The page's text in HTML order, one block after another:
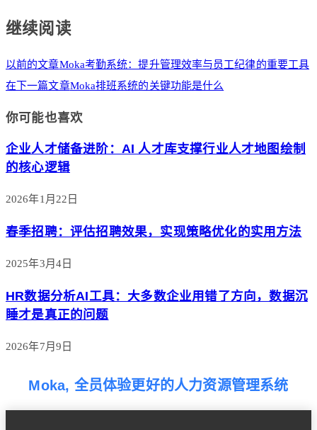
继续阅读
以前的文章Moka考勤系统：提升管理效率与员工纪律的重要工具
在下一篇文章Moka排班系统的关键功能是什么
你可能也喜欢
企业人才储备进阶：AI 人才库支撑行业人才地图绘制
的核心逻辑
2026年1月22日
春季招聘：评估招聘效果，实现策略优化的实用方法
2025年3月4日
HR数据分析AI工具：大多数企业用错了方向，数据沉
睡才是真正的问题
2026年7月9日
Moka, 全员体验更好的人力资源管理系统